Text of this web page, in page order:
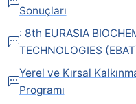
Sonuçları
: 8th EURASIA
TECHNOLOGIES
Yerel ve Kırsal
Programı